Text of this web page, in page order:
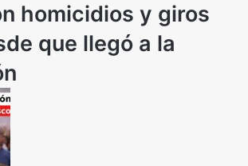
homicidios y giros
que llegó a la